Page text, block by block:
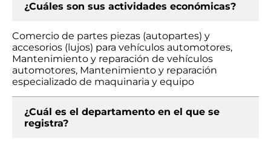
¿Cuáles son sus actividades económicas?
Comercio de partes piezas (autopartes) y
accesorios (lujos) para vehículos automotores,
Mantenimiento y reparación de vehículos
automotores, Mantenimiento y reparación
especializado de maquinaria y equipo
¿Cuál es el departamento en el que se
registra?